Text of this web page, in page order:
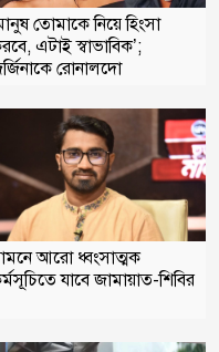
তোমাকে নিয়ে হিংসা
এটাই স্বাভাবিক’;
রোনালদো
আরো ধ্বংসাত্মক
যাবে জামায়াত-শিবির